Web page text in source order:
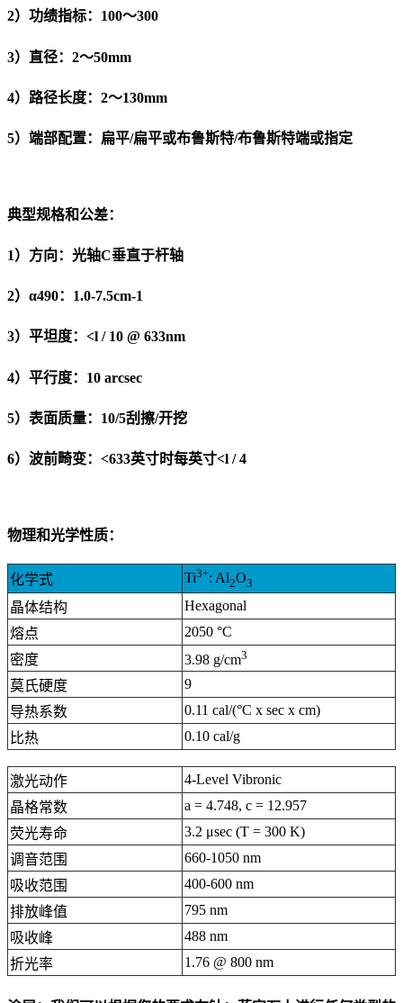
2）功绩指标：100〜300
3）直径：2〜50mm
4）路径长度：2〜130mm
5）端部配置：扁平/扁平或布鲁斯特/布鲁斯特端或指定
典型规格和公差：
1）方向：光轴C垂直于杆轴
2）α490：1.0-7.5cm-1
3）平坦度：<l / 10 @ 633nm
4）平行度：10 arcsec
5）表面质量：10/5刮擦/开挖
6）波前畸变：<633英寸时每英寸<l / 4
物理和光学性质：
化学式 Ti3+: Al2O3
晶体结构
Hexagonal
熔点
2050 °C
密度
3.98 g/cm3
莫氏硬度
9
导热系数
0.11 cal/(°C x sec x cm)
比热
0.10 cal/g
激光动作
4-Level Vibronic
晶格常数
a = 4.748, c = 12.957
荧光寿命
3.2 μsec (T = 300 K)
调音范围
660-1050 nm
吸收范围
400-600 nm
排放峰值
795 nm
吸收峰
488 nm
折光率
1.76 @ 800 nm